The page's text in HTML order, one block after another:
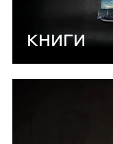
КНИГИ